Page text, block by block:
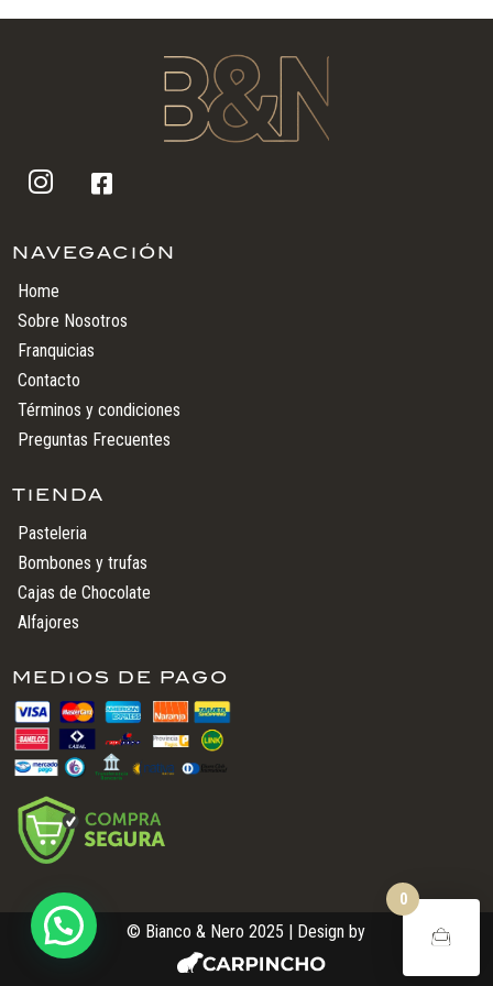
 
NAVEGACIÓN
Home
Sobre Nosotros
Franquicias
Contacto
Términos y condiciones
Preguntas Frecuentes
TIENDA
Pasteleria
Bombones y trufas
Cajas de Chocolate
Alfajores
MEDIOS DE PAGO
© Bianco & Nero 2025 | Design by
0